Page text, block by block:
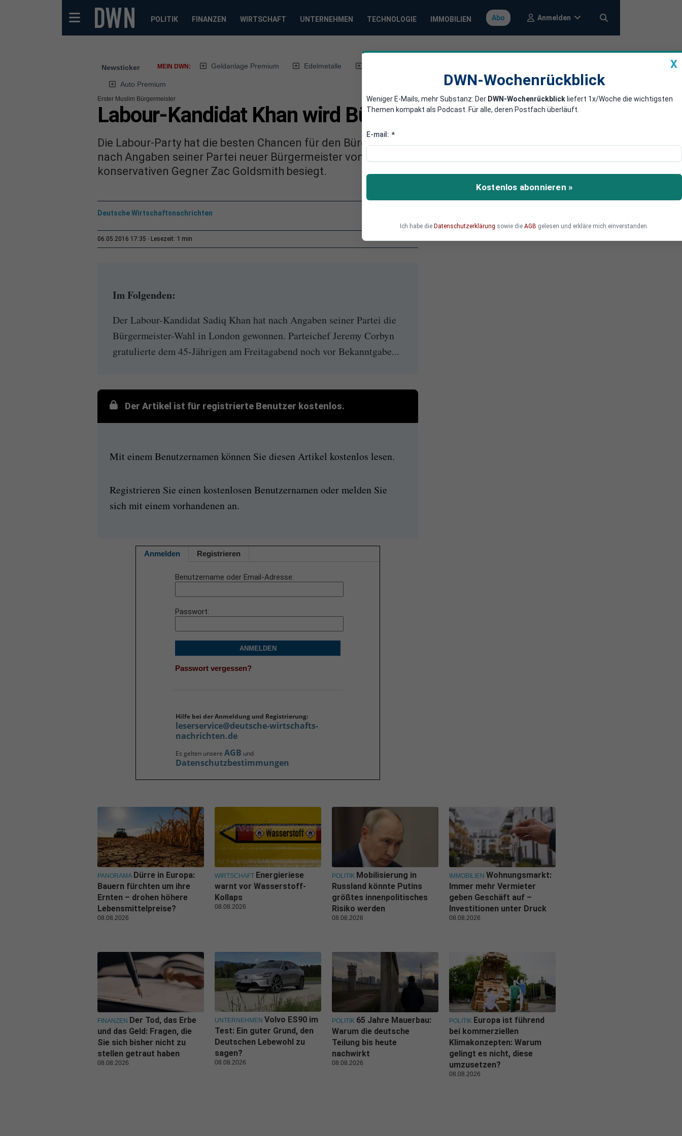
POLITIK FINANZEN WIRTSCHAFT UNTERNEHMEN TECHNOLOGIE IMMOBILIEN Abo Anmelden
Newsticker MEIN DWN: Geldanlage Premium Edelmetalle
Auto Premium
Erster Muslim Bürgermeister
Labour-Kandidat Khan wird Bürgermeister von London
Die Labour-Party hat die besten Chancen für den Bürgermeister-Posten. So wird Sadiq Khan
nach Angaben seiner Partei neuer Bürgermeister von London und hat demnach seinen
konservativen Gegner Zac Goldsmith besiegt.
Deutsche Wirtschaftsnachrichten
06.05.2016 17:35 Lesezeit: 1 min
Im Folgenden:
Der Labour-Kandidat Sadiq Khan hat nach Angaben seiner Partei die
Bürgermeister-Wahl in London gewonnen. Parteichef Jeremy Corbyn
gratulierte dem 45-Jährigen am Freitagabend noch vor Bekanntgabe...
Der Artikel ist für registrierte Benutzer kostenlos.
Mit einem Benutzernamen können Sie diesen Artikel kostenlos lesen.
Registrieren Sie einen kostenlosen Benutzernamen oder melden Sie
sich mit einem vorhandenen an.
Anmelden Registrieren
Benutzername oder Email-Adresse
Passwort
ANMELDEN
Passwort vergessen?
Hilfe bei der Anmeldung und Registrierung:
leserservice@deutsche-wirtschafts-
nachrichten.de
Es gelten unsere AGB und
Datenschutzbestimmungen
X
DWN-Wochenrückblick
Weniger E-Mails, mehr Substanz: Der DWN-Wochenrückblick liefert 1x/Woche die wichtigsten
Themen kompakt als Podcast. Für alle, deren Postfach überläuft.
E-mail: *
Kostenlos abonnieren »
Ich habe die Datenschutzerklärung sowie die AGB gelesen und erkläre mich einverstanden.
PANORAMA Dürre in Europa:
Bauern fürchten um ihre
Ernten – drohen höhere
Lebensmittelpreise?
08.08.2026
WIRTSCHAFT Energieriese
warnt vor Wasserstoff-
Kollaps
08.08.2026
POLITIK Mobilisierung in
Russland könnte Putins
größtes innenpolitisches
Risiko werden
08.08.2026
IMMOBILIEN Wohnungsmarkt:
Immer mehr Vermieter
geben Geschäft auf –
Investitionen unter Druck
08.08.2026
FINANZEN Der Tod, das Erbe
und das Geld: Fragen, die
Sie sich bisher nicht zu
stellen getraut haben
08.08.2026
UNTERNEHMEN Volvo ES90 im
Test: Ein guter Grund, den
Deutschen Lebewohl zu
sagen?
08.08.2026
POLITIK 65 Jahre Mauerbau:
Warum die deutsche
Teilung bis heute
nachwirkt
08.08.2026
POLITIK Europa ist führend
bei kommerziellen
Klimakonzepten: Warum
gelingt es nicht, diese
umzusetzen?
08.08.2026